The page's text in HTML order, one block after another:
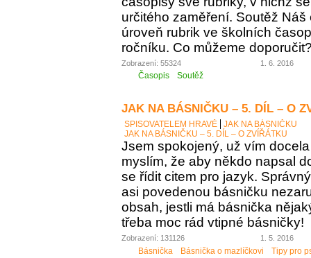
určitého zaměření. Soutěž
úroveň rubrik ve školních
ročníku. Co můžeme
Zobrazení: 55324 1. 6. 2016
Časopis Soutěž
JAK NA BÁSNIČKU – 5. DÍL – O
SPISOVATELEM HRAVĚ
JAK NA BÁSNIČKU
JAK NA BÁSNIČKU – 5. DÍL – O ZVÍŘÁTKU
Jsem spokojený, už vím
myslím, že aby někdo napsal
se řídit citem pro jazyk.
asi povedenou básničku
obsah, jestli má básnička
třeba moc rád vtipné básničky!
Zobrazení: 131126 1. 5. 2016
Básnička Básnička o mazlíčkovi Tipy pro